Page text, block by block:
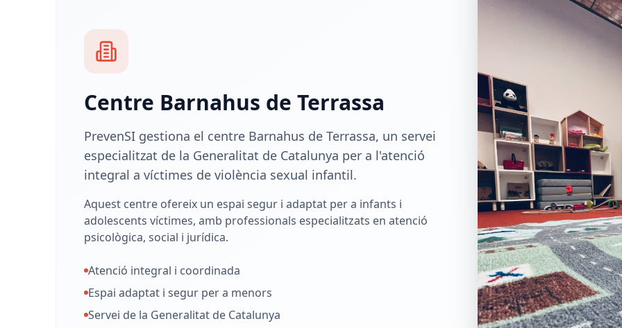
Centre Barnahus de Terrassa
PrevenSI gestiona el centre Barnahus de Terrassa, un servei
especialitzat de la Generalitat de Catalunya per a l'atenció
integral a víctimes de violència sexual infantil.
Aquest centre ofereix un espai segur i adaptat per a infants i
adolescents víctimes, amb professionals especialitzats en atenció
psicològica, social i jurídica.
Atenció integral i coordinada
Espai adaptat i segur per a menors
Servei de la Generalitat de Catalunya